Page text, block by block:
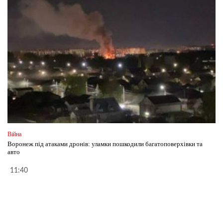
Війна
Воронеж під атаками дронів: уламки пошкодили багатоповерхівки та
авто
11:40